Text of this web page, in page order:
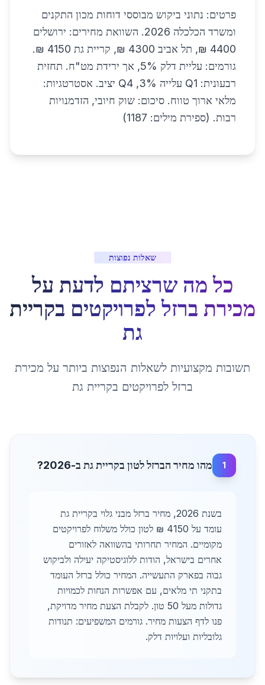
פרטים: נתוני ביקוש מבוססי דוחות מכון התקנים
ומשרד הכלכלה 2026. השוואת מחירים: ירושלים
4400 ₪, תל אביב 4300 ₪, קריית גת 4150 ₪.
גורמים: עליית דלק 5%, אך ירידת מט"ח. תחזית
רבעונית: Q1 עלייה 3%, Q4 יציב. אסטרטגיות:
מלאי ארוך טווח. סיכום: שוק חיובי, הזדמנויות
רבות. (ספירת מילים: 1187)
שאלות נפוצות
כל מה שרציתם לדעת על
מכירת ברזל לפרויקטים בקריית
גת
תשובות מקצועיות לשאלות הנפוצות ביותר על מכירת
ברזל לפרויקטים בקריית גת
1 מהו מחיר הברזל לטון בקריית גת ב-2026?
בשנת 2026, מחיר ברזל מבני גלוי בקריית גת
עומד על 4150 ₪ לטון כולל משלוח לפרויקטים
מקומיים. המחיר תחרותי בהשוואה לאזורים
אחרים בישראל, הודות ללוגיסטיקה יעילה ולביקוש
גבוה בפארק התעשייה. המחיר כולל ברזל העומד
בתקני תי מלאים, עם אפשרות הנחות לכמויות
גדולות מעל 50 טון. לקבלת הצעת מחיר מדויקת,
פנו לדף הצעות מחיר. גורמים המשפיעים: תנודות
גלובליות ועלויות דלק.